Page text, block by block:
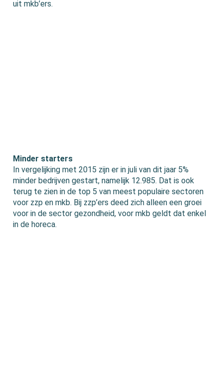
uit mkb’ers.
Minder starters
In vergelijking met 2015 zijn er in juli van dit jaar 5%
minder bedrijven gestart, namelijk 12.985. Dat is ook
terug te zien in de top 5 van meest populaire sectoren
voor zzp en mkb. Bij zzp’ers deed zich alleen een groei
voor in de sector gezondheid, voor mkb geldt dat enkel
in de horeca.